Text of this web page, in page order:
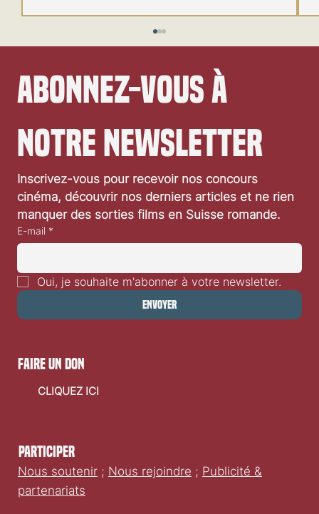
Abonnez-vous à
notre newsletter
Inscrivez-vous pour recevoir nos concours
cinéma, découvrir nos derniers articles et ne rien
manquer des sorties films en Suisse romande.
E-mail *
Oui, je souhaite m'abonner à votre newsletter.
Envoyer
Participer
Nous soutenir ; Nous rejoindre ; Publicité &
partenariats
faire un don
CLIQUEZ ICI